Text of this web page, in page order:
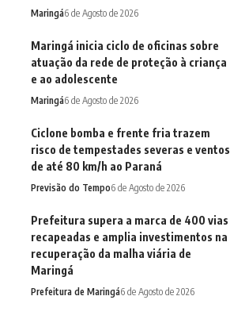
Maringá6 de Agosto de 2026
Maringá inicia ciclo de oficinas sobre
atuação da rede de proteção à criança
e ao adolescente
Maringá6 de Agosto de 2026
Ciclone bomba e frente fria trazem
risco de tempestades severas e ventos
de até 80 km/h ao Paraná
Previsão do Tempo6 de Agosto de 2026
Prefeitura supera a marca de 400 vias
recapeadas e amplia investimentos na
recuperação da malha viária de
Maringá
Prefeitura de Maringá6 de Agosto de 2026